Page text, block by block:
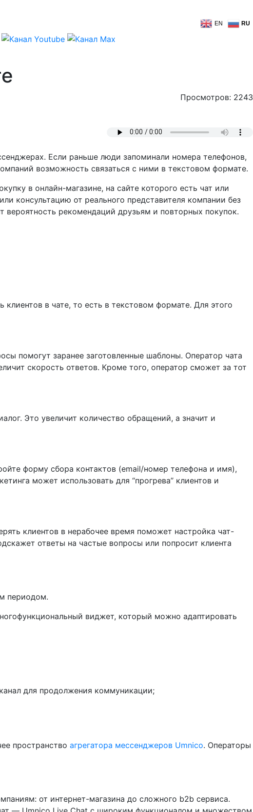
EN RU
Просмотров: 2243
Если раньше люди запоминали номера телефонов,
возможность связаться с ними в текстовом формате.
в онлайн-магазине, на сайте которого есть чат или
консультацию от реального представителя компании без
вероятность рекомендаций друзьям и повторных покупок.
в чате, то есть в текстовом формате. Для этого
помогут заранее заготовленные шаблоны. Оператор чата
скорость ответов. Кроме того, оператор сможет за тот
Это увеличит количество обращений, а значит и
форму сбора контактов (email/номер телефона и имя),
может использовать для “прогрева” клиентов и
клиентов в нерабочее время поможет настройка чат-
ответы на частые вопросы или попросит клиента
периодом.
виджет, который можно адаптировать
для продолжения коммуникации;
пространство агрегатора мессенджеров Umnico. Операторы
от интернет-магазина до сложного b2b сервиса.